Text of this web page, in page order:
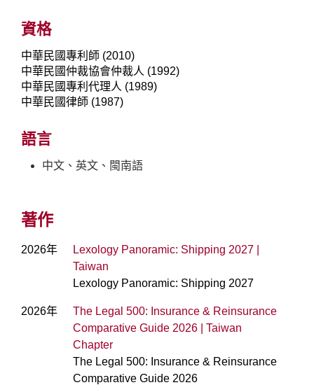
資格
中華民國專利師 (2010)
中華民國仲裁協會仲裁人 (1992)
中華民國專利代理人 (1989)
中華民國律師 (1987)
語言
中文、英文、閩南語
著作
2026年
Lexology Panoramic: Shipping 2027 |
Taiwan
Lexology Panoramic: Shipping 2027
2026年
The Legal 500: Insurance & Reinsurance
Comparative Guide 2026 | Taiwan
Chapter
The Legal 500: Insurance & Reinsurance
Comparative Guide 2026